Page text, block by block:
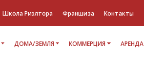
Школа Риэлтора Франшиза Контакты
ДОМА/ЗЕМЛЯ КОММЕРЦИЯ АРЕНДА